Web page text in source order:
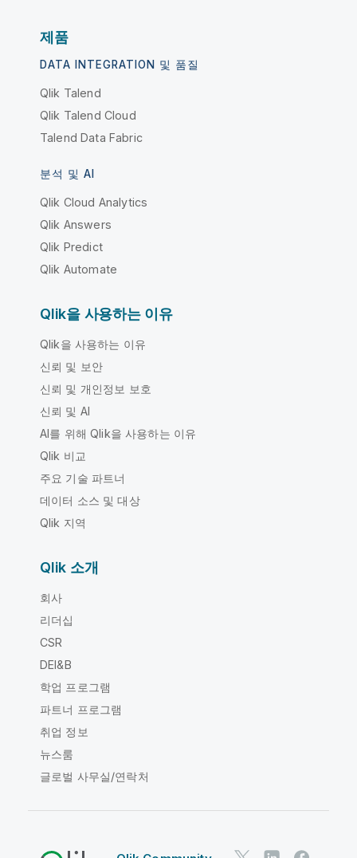
제품
DATA INTEGRATION 및 품질
Qlik Talend
Qlik Talend Cloud
Talend Data Fabric
분석 및 AI
Qlik Cloud Analytics
Qlik Answers
Qlik Predict
Qlik Automate
Qlik을 사용하는 이유
Qlik을 사용하는 이유
신뢰 및 보안
신뢰 및 개인정보 보호
신뢰 및 AI
AI를 위해 Qlik을 사용하는 이유
Qlik 비교
주요 기술 파트너
데이터 소스 및 대상
Qlik 지역
Qlik 소개
회사
리더십
CSR
DEI&B
학업 프로그램
파트너 프로그램
취업 정보
뉴스룸
글로벌 사무실/연락처